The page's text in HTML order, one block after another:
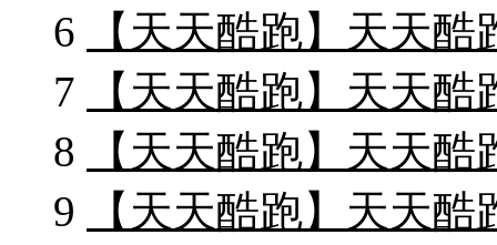
6
【天天酷跑】天天
7
【天天酷跑】天天
8
【天天酷跑】天天
9
【天天酷跑】天天